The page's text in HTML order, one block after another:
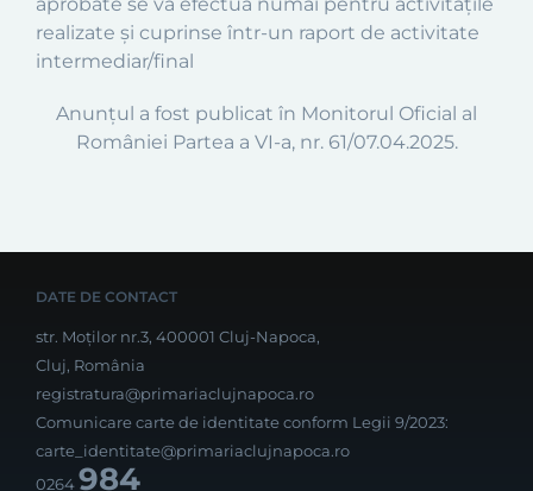
realizate şi cuprinse într-un raport de activitate
intermediar/final
Anunțul a fost publicat în Monitorul Oficial al
României Partea a VI-a, nr. 61/07.04.2025.
DATE DE CONTACT
str. Moților nr.3, 400001 Cluj-Napoca,
Cluj, România
registratura@primariaclujnapoca.ro
Comunicare carte de identitate conform Legii 9/2023:
carte_identitate@primariaclujnapoca.ro
0264984